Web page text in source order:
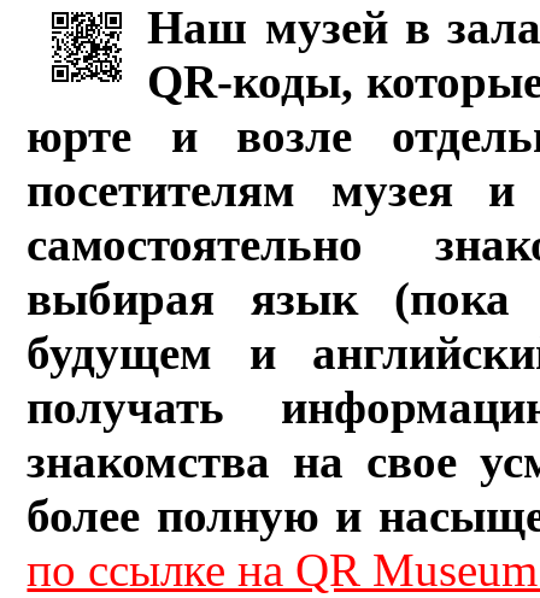
Наш музей в
QR-коды,
юрте и возле
посетителям музея и
самостоятельно
выбирая язык (пока
будущем и
получать
знакомства на свое
более полную и
по ссылке на QR